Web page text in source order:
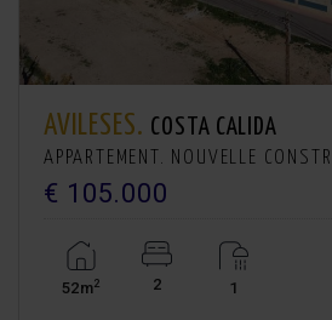
AVILESES. COSTA CALIDA
APPARTEMENT. NOUVELLE
€ 105.000
52m2 2 1